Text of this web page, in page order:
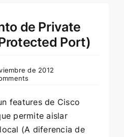
de Private
Port)
de 2012
features de Cisco
permite aislar
(A diferencia de